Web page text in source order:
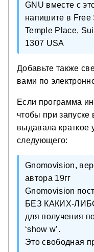
GNU вместе с
напишите в Free
Temple Place,
1307 USA
Добавьте также
вами по
Если программа
чтобы при
выдавала краткое
следующего:
Gnomovision,
автора 19гг
Gnomovision
БЕЗ КАКИХ-
для получения
‘show w’.
Это свободная